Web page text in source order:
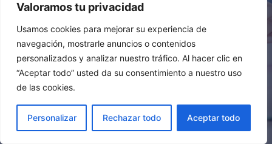
Valoramos tu privacidad
Usamos cookies para mejorar su experiencia de
navegación, mostrarle anuncios o contenidos
personalizados y analizar nuestro tráfico. Al hacer clic en
“Aceptar todo” usted da su consentimiento a nuestro uso
de las cookies.
Personalizar Rechazar todo Aceptar todo
entrada. Edítala o bórrala, ¡luego empieza a escribir!
POLÍTICA DE PRIVACIDAD
AVISO LEGAL
POLÍTICA DE COOKIES